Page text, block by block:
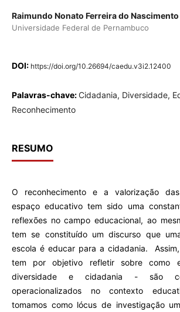
Raimundo Nonato Ferreira do Nascimento
Universidade Federal de Pernambuco
DOI: https://doi.org/10.26694/caedu.v3i2.12400
Palavras-chave:Cidadania, Diversidade,
Reconhecimento
RESUMO
O reconhecimento e a valorização
espaço educativo tem sido uma
reflexões no campo educacional, ao
tem se constituído um discurso que
escola é educar para a cidadania.
tem por objetivo refletir sobre como
diversidade e cidadania - são
operacionalizados no contexto
tomamos como lócus de investigação